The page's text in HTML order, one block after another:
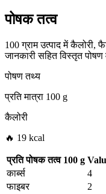
पोषक तत्व
100 ग्राम उत्पाद में कैलोरी,
जानकारी सहित विस्तृत
पोषण तथ्य
प्रति मात्रा 100 g
कैलोरी
🔥 19 kcal
प्रति पोषक तत्व 100 g
कार्ब्स
4
फाइबर
2